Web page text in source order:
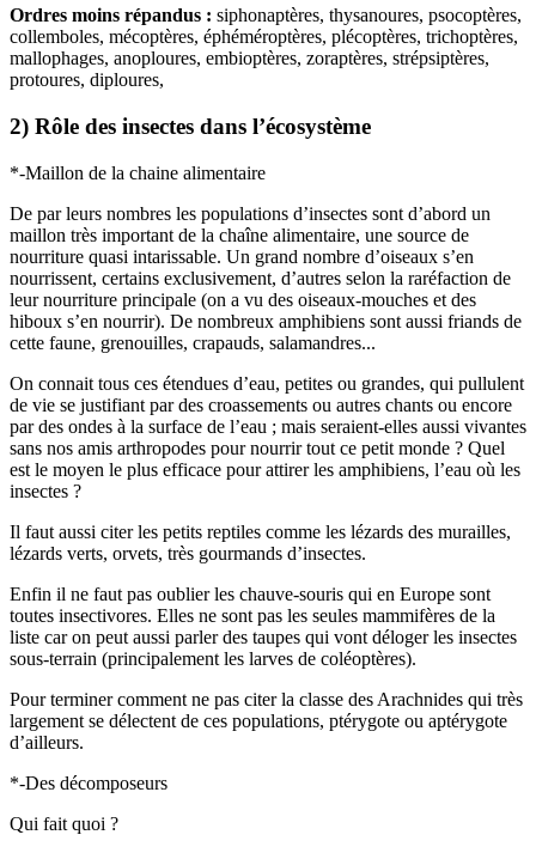
Ordres moins répandus : siphonaptères, thysanoures, psocoptères,
collemboles, mécoptères, éphéméroptères, plécoptères, trichoptères,
mallophages, anoploures, embioptères, zoraptères, strépsiptères,
protoures, diploures,
2) Rôle des insectes dans l’écosystème
*-Maillon de la chaine alimentaire
De par leurs nombres les populations d’insectes sont d’abord un
maillon très important de la chaîne alimentaire, une source de
nourriture quasi intarissable. Un grand nombre d’oiseaux s’en
nourrissent, certains exclusivement, d’autres selon la raréfaction de
leur nourriture principale (on a vu des oiseaux-mouches et des
hiboux s’en nourrir). De nombreux amphibiens sont aussi friands de
cette faune, grenouilles, crapauds, salamandres...
On connait tous ces étendues d’eau, petites ou grandes, qui pullulent
de vie se justifiant par des croassements ou autres chants ou encore
par des ondes à la surface de l’eau ; mais seraient-elles aussi vivantes
sans nos amis arthropodes pour nourrir tout ce petit monde ? Quel
est le moyen le plus efficace pour attirer les amphibiens, l’eau où les
insectes ?
Il faut aussi citer les petits reptiles comme les lézards des murailles,
lézards verts, orvets, très gourmands d’insectes.
Enfin il ne faut pas oublier les chauve-souris qui en Europe sont
toutes insectivores. Elles ne sont pas les seules mammifères de la
liste car on peut aussi parler des taupes qui vont déloger les insectes
sous-terrain (principalement les larves de coléoptères).
Pour terminer comment ne pas citer la classe des Arachnides qui très
largement se délectent de ces populations, ptérygote ou aptérygote
d’ailleurs.
*-Des décomposeurs
Qui fait quoi ?